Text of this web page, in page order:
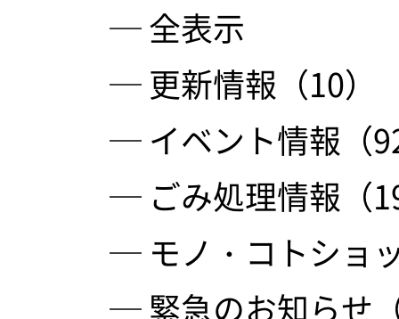
─ 全表示
─ 更新情報（10）
─ イベント情報（
─ ごみ処理情報（
─ モノ・コトショ
─ 緊急のお知らせ